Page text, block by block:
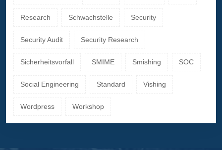
Research Schwachstelle Security
Security Audit Security Research
Sicherheitsvorfall SMIME Smishing SOC
Social Engineering Standard Vishing
Wordpress Workshop